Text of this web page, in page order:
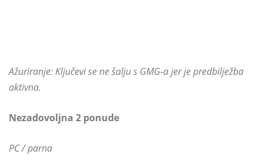
Ažuriranje: Ključevi se ne šalju s GMG-a jer je predbilježba
aktivna.
Nezadovoljna 2 ponude
PC / parna